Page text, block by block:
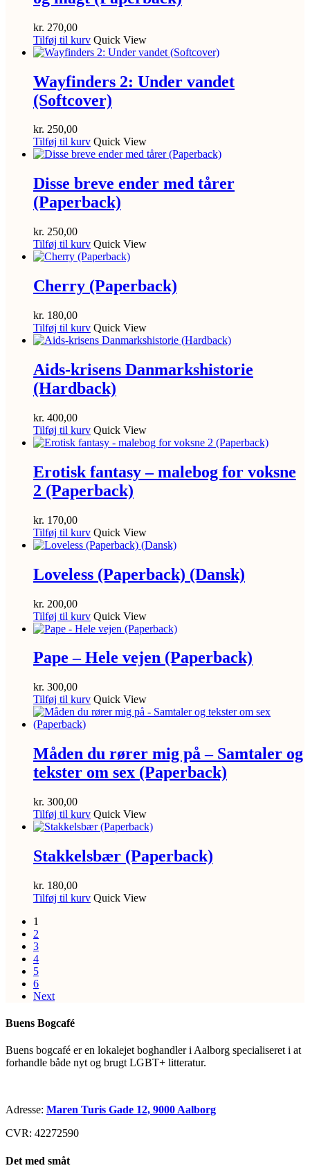
kr. 270,00
Tilføj til kurv Quick View
Wayfinders 2: Under vandet
(Softcover)
kr. 250,00
Tilføj til kurv Quick View
Disse breve ender med tårer
(Paperback)
kr. 250,00
Tilføj til kurv Quick View
Cherry (Paperback)
kr. 180,00
Tilføj til kurv Quick View
Aids-krisens Danmarkshistorie
(Hardback)
kr. 400,00
Tilføj til kurv Quick View
Erotisk fantasy – malebog for voksne
2 (Paperback)
kr. 170,00
Tilføj til kurv Quick View
Loveless (Paperback) (Dansk)
kr. 200,00
Tilføj til kurv Quick View
Pape – Hele vejen (Paperback)
kr. 300,00
Tilføj til kurv Quick View
Måden du rører mig på – Samtaler og
tekster om sex (Paperback)
kr. 300,00
Tilføj til kurv Quick View
Stakkelsbær (Paperback)
kr. 180,00
Tilføj til kurv Quick View
1
2
3
4
5
6
Next
Buens Bogcafé
Buens bogcafé er en lokalejet boghandler i Aalborg specialiseret i at
forhandle både nyt og brugt LGBT+ litteratur.
Adresse: Maren Turis Gade 12, 9000 Aalborg
CVR: 42272590
Det med småt